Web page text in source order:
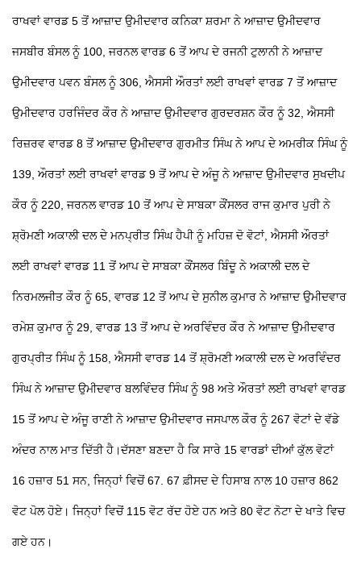
ਰਾਖਵਾਂ ਵਾਰਡ 5 ਤੋਂ ਆਜ਼ਾਦ ਉਮੀਦਵਾਰ ਕਨਿਕਾ ਸ਼ਰਮਾ ਨੇ ਆਜ਼ਾਦ ਉਮੀਦਵਾਰ
ਜਸਬੀਰ ਬੰਸਲ ਨੂੰ 100, ਜਰਨਲ ਵਾਰਡ 6 ਤੋਂ ਆਪ ਦੇ ਰਜਨੀ ਟੁਲਾਨੀ ਨੇ ਆਜ਼ਾਦ
ਉਮੀਦਵਾਰ ਪਵਨ ਬੰਸਲ ਨੂੰ 306, ਐਸਸੀ ਔਰਤਾਂ ਲਈ ਰਾਖਵਾਂ ਵਾਰਡ 7 ਤੋਂ ਆਜ਼ਾਦ
ਉਮੀਦਵਾਰ ਹਰਜਿੰਦਰ ਕੌਰ ਨੇ ਆਜ਼ਾਦ ਉਮੀਦਵਾਰ ਗੁਰਦਰਸ਼ਨ ਕੌਰ ਨੂੰ 32, ਐਸਸੀ
ਰਿਜ਼ਰਵ ਵਾਰਡ 8 ਤੋਂ ਆਜ਼ਾਦ ਉਮੀਦਵਾਰ ਗੁਰਮੀਤ ਸਿੰਘ ਨੇ ਆਪ ਦੇ ਅਮਰੀਕ ਸਿੰਘ ਨੂੰ
139, ਔਰਤਾਂ ਲਈ ਰਾਖਵਾਂ ਵਾਰਡ 9 ਤੋਂ ਆਪ ਦੇ ਅੰਜੂ ਨੇ ਆਜ਼ਾਦ ਉਮੀਦਵਾਰ ਸੁਖਦੀਪ
ਕੌਰ ਨੂੰ 220, ਜਰਨਲ ਵਾਰਡ 10 ਤੋਂ ਆਪ ਦੇ ਸਾਬਕਾ ਕੌਂਸਲਰ ਰਾਜ ਕੁਮਾਰ ਪੁਰੀ ਨੇ
ਸ਼੍ਰੋਮਣੀ ਅਕਾਲੀ ਦਲ ਦੇ ਮਨਪ੍ਰੀਤ ਸਿੰਘ ਹੈਪੀ ਨੂੰ ਮਹਿਜ਼ ਦੋ ਵੋਟਾਂ, ਐਸਸੀ ਔਰਤਾਂ
ਲਈ ਰਾਖਵਾਂ ਵਾਰਡ 11 ਤੋਂ ਆਪ ਦੇ ਸਾਬਕਾ ਕੌਂਸਲਰ ਬਿੰਦੂ ਨੇ ਅਕਾਲੀ ਦਲ ਦੇ
ਨਿਰਮਲਜੀਤ ਕੌਰ ਨੂੰ 65, ਵਾਰਡ 12 ਤੋਂ ਆਪ ਦੇ ਸੁਨੀਲ ਕੁਮਾਰ ਨੇ ਆਜ਼ਾਦ ਉਮੀਦਵਾਰ
ਰਮੇਸ਼ ਕੁਮਾਰ ਨੂੰ 29, ਵਾਰਡ 13 ਤੋਂ ਆਪ ਦੇ ਅਰਵਿੰਦਰ ਕੌਰ ਨੇ ਆਜ਼ਾਦ ਉਮੀਦਵਾਰ
ਗੁਰਪ੍ਰੀਤ ਸਿੰਘ ਨੂੰ 158, ਐਸਸੀ ਵਾਰਡ 14 ਤੋਂ ਸ਼੍ਰੋਮਣੀ ਅਕਾਲੀ ਦਲ ਦੇ ਅਰਵਿੰਦਰ
ਸਿੰਘ ਨੇ ਆਜ਼ਾਦ ਉਮੀਦਵਾਰ ਬਲਵਿੰਦਰ ਸਿੰਘ ਨੂੰ 98 ਅਤੇ ਔਰਤਾਂ ਲਈ ਰਾਖਵਾਂ ਵਾਰਡ
15 ਤੋਂ ਆਪ ਦੇ ਅੰਜੂ ਰਾਣੀ ਨੇ ਆਜ਼ਾਦ ਉਮੀਦਵਾਰ ਜਸਪਾਲ ਕੌਰ ਨੂੰ 267 ਵੋਟਾਂ ਦੇ ਵੱਡੇ
ਅੰਦਰ ਨਾਲ ਮਾਤ ਦਿੱਤੀ ਹੈ।ਦੱਸਣਾ ਬਣਦਾ ਹੈ ਕਿ ਸਾਰੇ 15 ਵਾਰਡਾਂ ਦੀਆਂ ਕੁੱਲ ਵੋਟਾਂ
16 ਹਜ਼ਾਰ 51 ਸਨ, ਜਿਨ੍ਹਾਂ ਵਿਚੋਂ 67. 67 ਫ਼ੀਸਦ ਦੇ ਹਿਸਾਬ ਨਾਲ 10 ਹਜ਼ਾਰ 862
ਵੋਟ ਪੋਲ ਹੋਏ। ਜਿਨ੍ਹਾਂ ਵਿਚੋਂ 115 ਵੋਟ ਰੱਦ ਹੋਏ ਹਨ ਅਤੇ 80 ਵੋਟ ਨੋਟਾ ਦੇ ਖਾਤੇ ਵਿਚ
ਗਏ ਹਨ।